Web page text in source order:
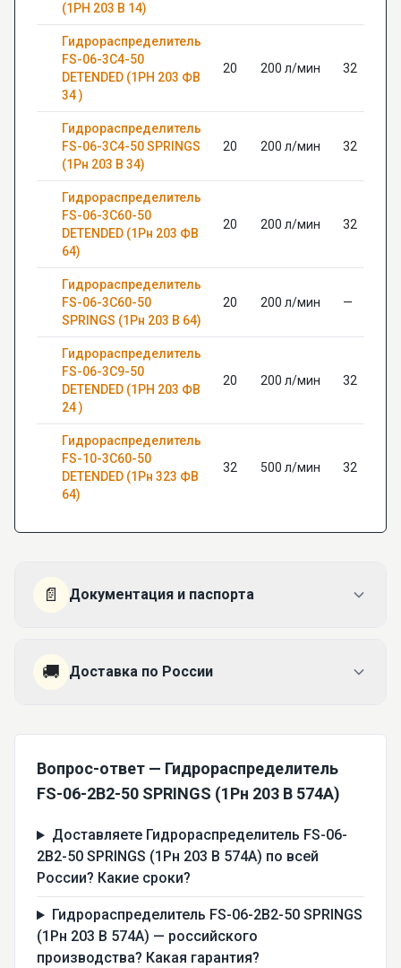
(1РН 203 В 14)
Гидрораспределитель
FS-06-3C4-50
DETENDED (1РН 203 ФВ
34 )
20 200 л/мин 32
Гидрораспределитель
FS-06-3C4-50 SPRINGS
(1Рн 203 В 34)
20 200 л/мин 32
Гидрораспределитель
FS-06-3C60-50
DETENDED (1Рн 203 ФВ
64)
20 200 л/мин 32
Гидрораспределитель
FS-06-3C60-50
SPRINGS (1Рн 203 В 64)
20 200 л/мин —
Гидрораспределитель
FS-06-3C9-50
DETENDED (1РН 203 ФВ
24 )
20 200 л/мин 32
Гидрораспределитель
FS-10-3C60-50
DETENDED (1Рн 323 ФВ
64)
32 500 л/мин 32
📄 Документация и паспорта
🚚 Доставка по России
Вопрос-ответ — Гидрораспределитель
FS-06-2В2-50 SPRINGS (1Рн 203 В 574А)
Доставляете Гидрораспределитель FS-06-
2В2-50 SPRINGS (1Рн 203 В 574А) по всей
России? Какие сроки?
Гидрораспределитель FS-06-2В2-50 SPRINGS
(1Рн 203 В 574А) — российского
производства? Какая гарантия?